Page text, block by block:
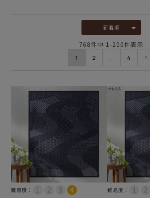
新着順
768件中 1 -200件表示
1 2 4
難易度： 難易度：